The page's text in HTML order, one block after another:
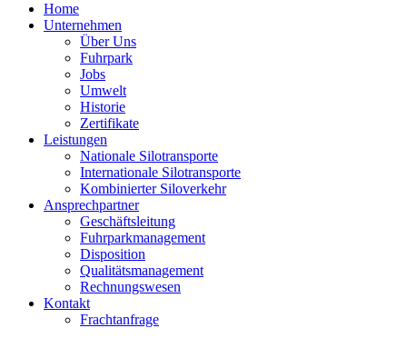
Home
Unternehmen
Über Uns
Fuhrpark
Jobs
Umwelt
Historie
Zertifikate
Leistungen
Nationale Silotransporte
Internationale Silotransporte
Kombinierter Siloverkehr
Ansprechpartner
Geschäftsleitung
Fuhrparkmanagement
Disposition
Qualitätsmanagement
Rechnungswesen
Kontakt
Frachtanfrage